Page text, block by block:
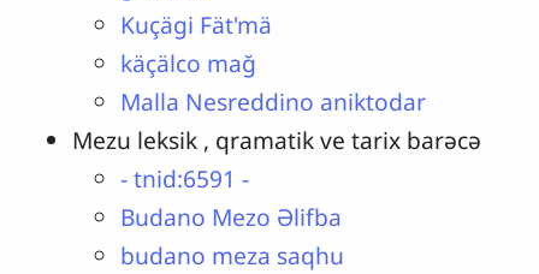
Kuçägi Fät'mä
k​äçälco mağ
Malla Nesreddino aniktodar
Mezu leksik , qramatik ve tarix barəcə
- tnid:6591 -
Budano Mezo Əlifba
budano meza saqhu